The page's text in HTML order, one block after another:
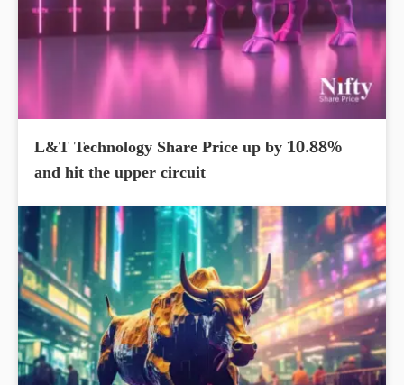
L&T Technology Share Price up by 10.88%
and hit the upper circuit